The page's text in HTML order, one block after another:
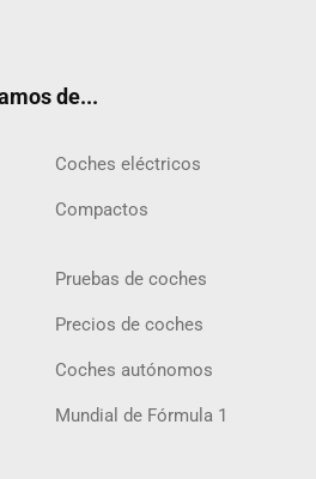
de...
Coches eléctricos
Compactos
Pruebas de coches
Precios de coches
Coches autónomos
Mundial de Fórmula 1